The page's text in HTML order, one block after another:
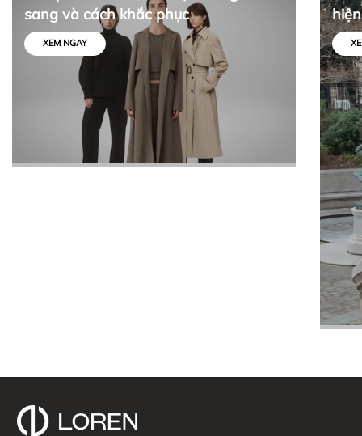
sang và cách khắc phục
XEM NGAY
tối